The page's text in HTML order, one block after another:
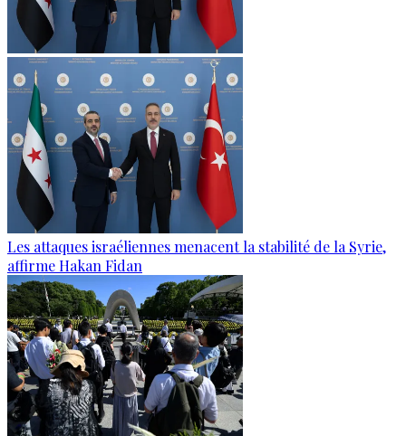
Les attaques israéliennes menacent la stabilité de la Syrie,
affirme Hakan Fidan